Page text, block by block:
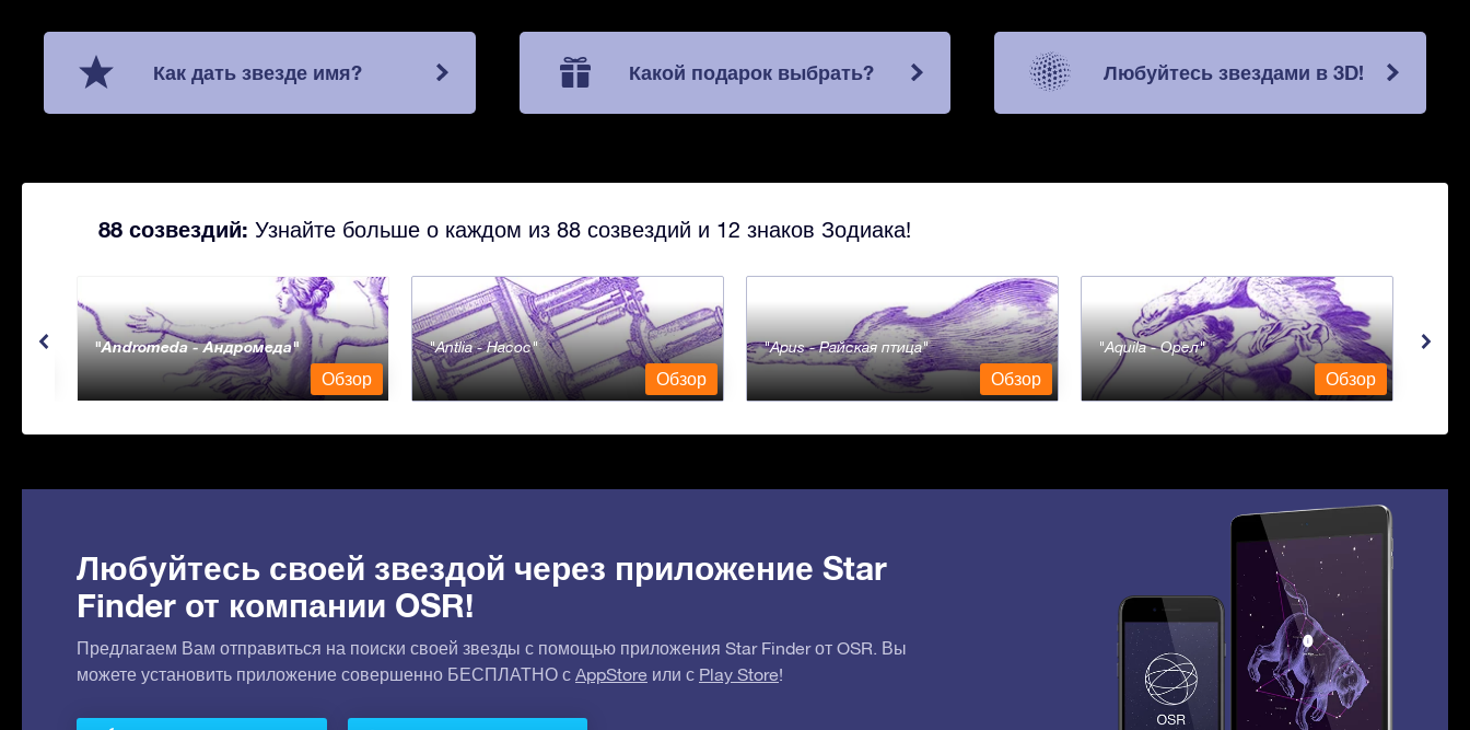
Как дать звезде имя? Какой подарок выбрать? Любуйтесь звездами в 3D!
88 созвездий: Узнайте больше о каждом из 88 созвездий и 12 знаков Зодиака!
Andromeda - Андромеда
Обзор
Antlia - Насос
Обзор
Apus - Райская птица
Обзор
Aquila - Орел
Обзор
Любуйтесь своей звездой через приложение Star
Finder от компании OSR!
Предлагаем Вам отправиться на поиски своей звезды с помощью приложения Star Finder от OSR. Вы
можете установить приложение совершенно БЕСПЛАТНО с AppStore или с Play Store!